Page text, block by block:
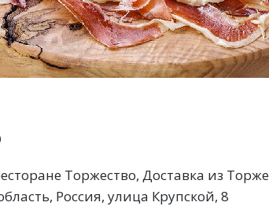
Торжество, Доставка из
Россия, улица Крупской, 8